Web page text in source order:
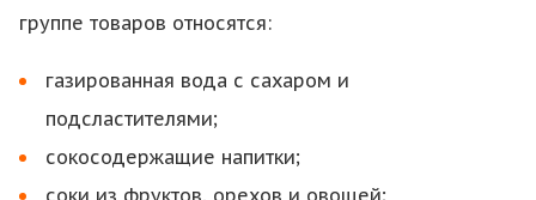
группе товаров относятся:
газированная вода с сахаром и
подсластителями;
сокосодержащие напитки;
соки из фруктов, орехов и овощей;